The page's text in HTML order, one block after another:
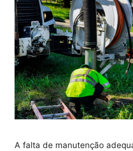
A falta de manutenção